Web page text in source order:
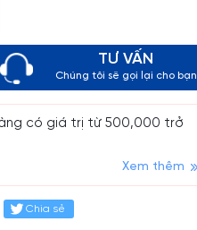
TƯ VẤN
Chúng tôi sẽ gọi lại cho bạn
có giá trị từ 500,000 trở
Xem thêm
Chia sẻ